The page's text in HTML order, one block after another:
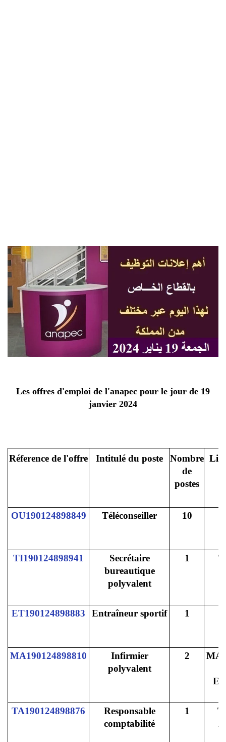
Les offres d'emploi de l'anapec pour le jour de 19
janvier 2024
Réference de l'offre Intitulé du poste
Nombre
de
postes
OU190124898849 Téléconseiller 10
TI190124898941
Secrétaire
bureautique
polyvalent
1
ET190124898883 Entraîneur sportif 1
MA190124898810
Infirmier
polyvalent
2
TA190124898876
Responsable
comptabilité
1